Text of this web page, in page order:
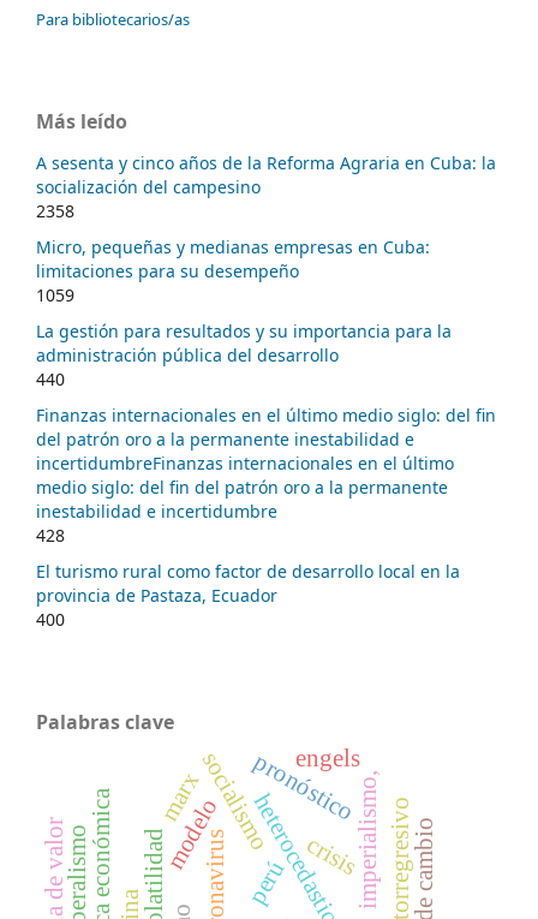
Para bibliotecarios/as
Más leído
A sesenta y cinco años de la Reforma Agraria en Cuba: la
socialización del campesino
2358
Micro, pequeñas y medianas empresas en Cuba:
limitaciones para su desempeño
1059
La gestión para resultados y su importancia para la
administración pública del desarrollo
440
Finanzas internacionales en el último medio siglo: del fin
del patrón oro a la permanente inestabilidad e
incertidumbreFinanzas internacionales en el último
medio siglo: del fin del patrón oro a la permanente
inestabilidad e incertidumbre
428
El turismo rural como factor de desarrollo local en la
provincia de Pastaza, Ecuador
400
Palabras clave
coronavirus imperialismo,
heterocedasticidad
pronóstico
volatilidad perú
modelo crisis
socialismo
marx
engels